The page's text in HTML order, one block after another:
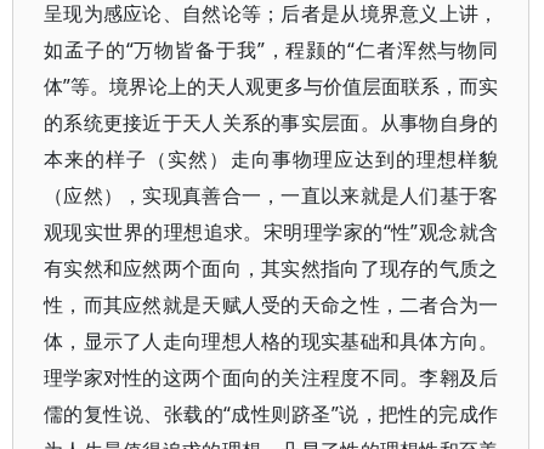
呈现为感应论、自然论等；后者是从境界意义上讲，
如孟子的“万物皆备于我”，程颢的“仁者浑然与物同
体”等。境界论上的天人观更多与价值层面联系，而实
的系统更接近于天人关系的事实层面。从事物自身的
本来的样子（实然）走向事物理应达到的理想样貌
（应然），实现真善合一，一直以来就是人们基于客
观现实世界的理想追求。宋明理学家的“性”观念就含
有实然和应然两个面向，其实然指向了现存的气质之
性，而其应然就是天赋人受的天命之性，二者合为一
体，显示了人走向理想人格的现实基础和具体方向。
理学家对性的这两个面向的关注程度不同。李翱及后
儒的复性说、张载的“成性则跻圣”说，把性的完成作